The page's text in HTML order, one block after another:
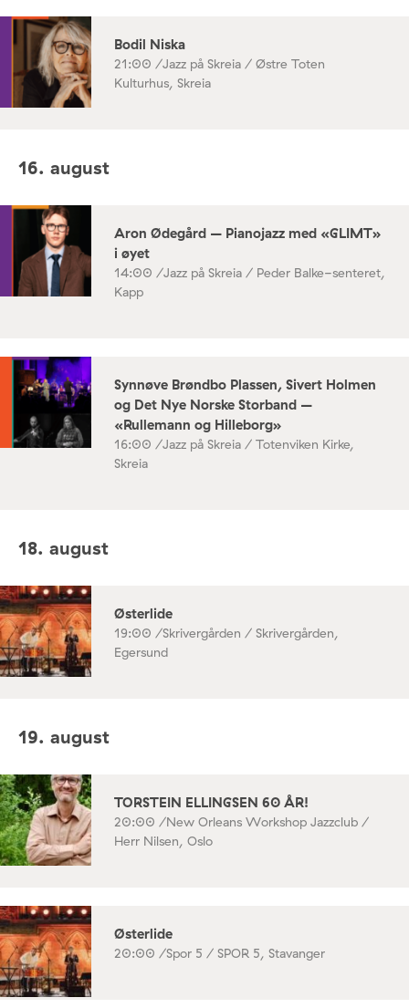
Bodil Niska
21:00 /Jazz på Skreia / Østre Toten
Kulturhus, Skreia
16. august
Aron Ødegård – Pianojazz med «GLIMT»
i øyet
14:00 /Jazz på Skreia / Peder Balke-senteret,
Kapp
Synnøve Brøndbo Plassen, Sivert Holmen
og Det Nye Norske Storband –
«Rullemann og Hilleborg»
16:00 /Jazz på Skreia / Totenviken Kirke,
Skreia
18. august
Østerlide
19:00 /Skrivergården / Skrivergården,
Egersund
19. august
TORSTEIN ELLINGSEN 60 ÅR!
20:00 /New Orleans Workshop Jazzclub /
Herr Nilsen, Oslo
Østerlide
20:00 /Spor 5 / SPOR 5, Stavanger